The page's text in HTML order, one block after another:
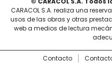
CARACOL S.A. realiza una
usos de las obras y otras
web a medios de lectura
Contacto